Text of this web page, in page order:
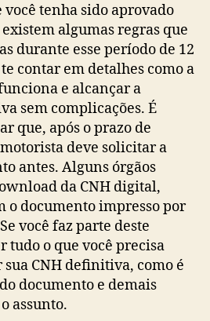
você tenha sido aprovado
algumas regras que
durante esse período de 12
contar em detalhes como a
e alcançar a
sem complicações. É
que, após o prazo de
deve solicitar a
antes. Alguns órgãos
da CNH digital,
o documento impresso por
você faz parte deste
tudo o que você precisa
CNH definitiva, como é
documento e demais
assunto.